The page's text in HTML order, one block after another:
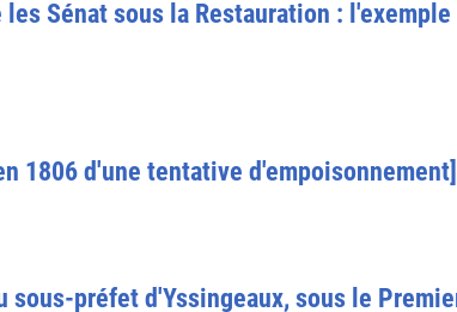
Sénat sous la Restauration :
1806 d'une tentative
préfet d'Yssingeaux, sous le